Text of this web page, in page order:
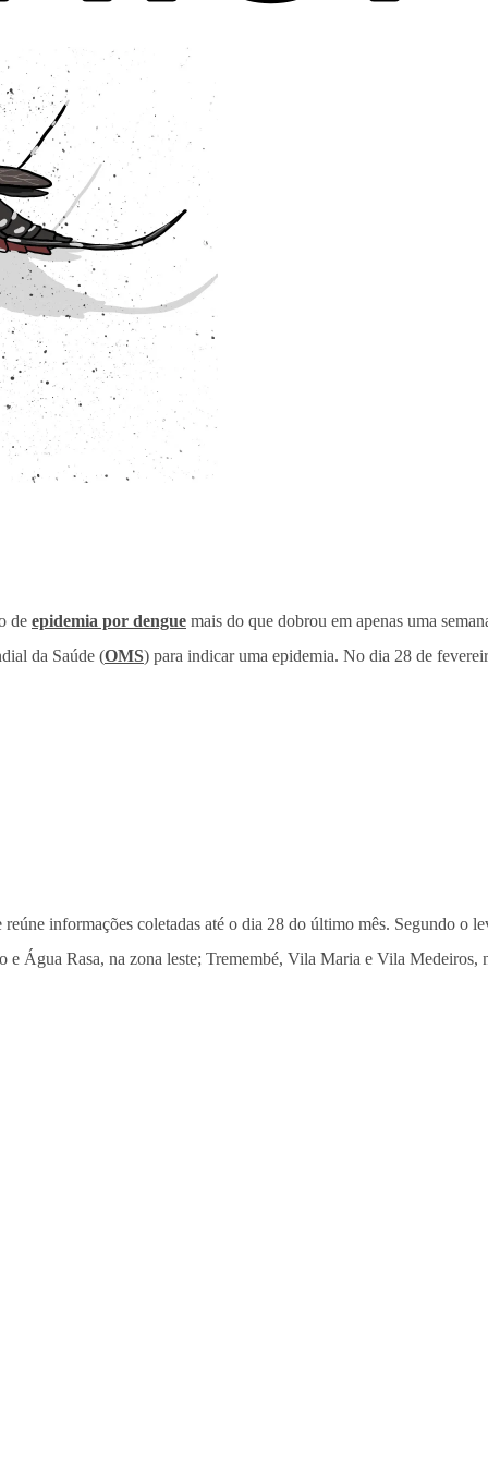
de epidemia por dengue mais do que dobrou em apenas uma
da Saúde (OMS) para indicar uma epidemia. No dia 28 de
informações coletadas até o dia 28 do último mês. Segundo o
e Água Rasa, na zona leste; Tremembé, Vila Maria e Vila